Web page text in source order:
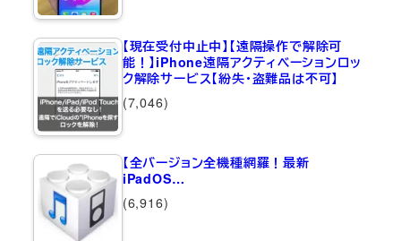
【現在受付中止中】【遠隔操作で解除可
能！】iPhone遠隔アクティベーションロッ
ク解除サービス【紛失・盗難品は不可】
(7,046)
【全バージョン全機種網羅！最新
iPadOS…
(6,916)